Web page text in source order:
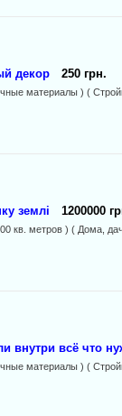
декор 250 грн.
материалы ) (
землі 1200000
кв. метров ) ( Дома,
внутри всё что
материалы ) (